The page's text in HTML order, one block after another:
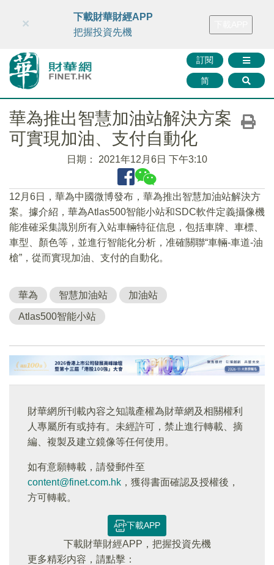
財華智庫網 FINTV FINMETA 財華證券 媒體矩陣
訂閱
简
×
下載財華財經APP
把握投資先機
華為推出智慧加油站解決方案
可實現加油、支付自動化
日期： 2021年12月6日 下午3:10
12月6日，華為中國微博發布，華為推出智慧加油站解決方
案。據介紹，華為Atlas500智能小站和SDC軟件定義攝像機
能准確采集識別所有入站車輛特征信息，包括車牌、車標、
車型、顏色等，並進行智能化分析，准確關聯“車輛-車道-油
槍”，從而實現加油、支付的自動化。
華為 智慧加油站 加油站
Atlas500智能小站
財華網所刊載內容之知識產權為財華網及相關權利
人專屬所有或持有。未經許可，禁止進行轉載、摘
編、複製及建立鏡像等任何使用。
如有意願轉載，請發郵件至
content@finet.com.hk ，獲得書面確認及授權後，
方可轉載。
下載APP
下載財華財經APP，把握投資先機
更多精彩内容，請點擊：